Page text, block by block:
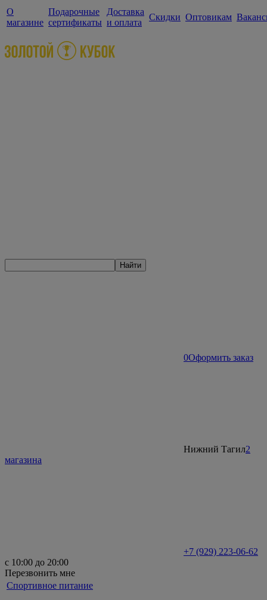
О
магазине
Подарочные
сертификаты
Доставка
и оплата
Скидки Оптовикам
Найти
0Оформить заказ
Нижний Тагил2
магазина
+7 (929) 223-06-62
с 10:00 до 20:00
Перезвонить мне
Спортивное питание